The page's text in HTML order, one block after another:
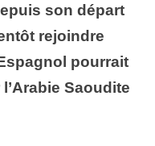
son départ
rejoindre
pourrait
Saoudite